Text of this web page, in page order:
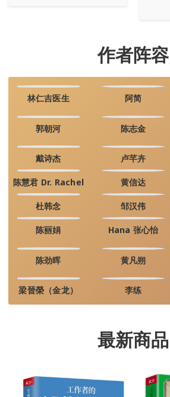
作者阵容
林仁吉医生 阿简
郭朝河 陈志金
戴诗杰 卢芊卉
陈慧君 Dr. Rachel 黄信达
杜韩念 邹汉伟
陈丽娟 Hana 张心怡
陈劲晖 黄凡朔
梁晉榮（金龙） 李练
最新商品